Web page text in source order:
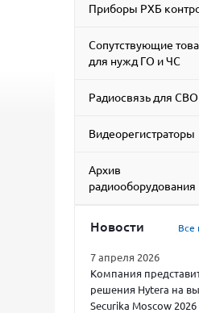
Приборы РХБ
Сопутствующие
для нужд ГО и ЧС
Радиосвязь для СВО
Видеорегистраторы
Архив
радиооборудования
Новости Все
7 апреля 2026
Компания
решения Hytera на
Securika Moscow 2026